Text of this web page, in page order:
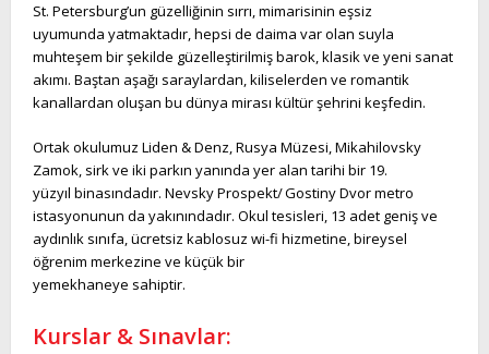
St. Petersburg’un güzelliğinin sırrı, mimarisinin eşsiz
uyumunda yatmaktadır, hepsi de daima var olan suyla
muhteşem bir şekilde güzelleştirilmiş barok, klasik ve yeni sanat
akımı. Baştan aşağı saraylardan, kiliselerden ve romantik
kanallardan oluşan bu dünya mirası kültür şehrini keşfedin.
Ortak okulumuz Liden & Denz, Rusya Müzesi, Mikahilovsky
Zamok, sirk ve iki parkın yanında yer alan tarihi bir 19.
yüzyıl binasındadır. Nevsky Prospekt/ ​Gostiny Dvor metro
istasyonunun da yakınındadır. Okul tesisleri, 13 adet geniş ve
aydınlık sınıfa, ücretsiz kablosuz wi-fi hizmetine, bireysel
öğrenim merkezine ve küçük bir
yemekhaneye sahiptir.
Kurslar & Sınavlar: